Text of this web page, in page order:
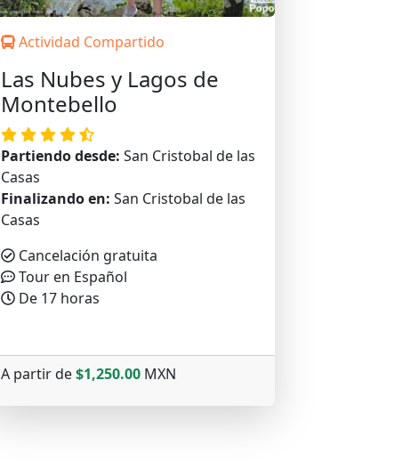
Actividad Compartido
Las Nubes y Lagos de
Montebello
Partiendo desde: San Cristobal de las
Casas
Finalizando en: San Cristobal de las
Casas
Cancelación gratuita
Tour en Español
De 17 horas
A partir de$1,250.00 MXN